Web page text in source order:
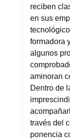
reciben
en sus
formadora
algunos
aminoran
Dentro de
través del
ponencia